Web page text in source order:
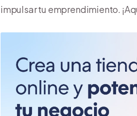
impulsar tu emprendimiento.